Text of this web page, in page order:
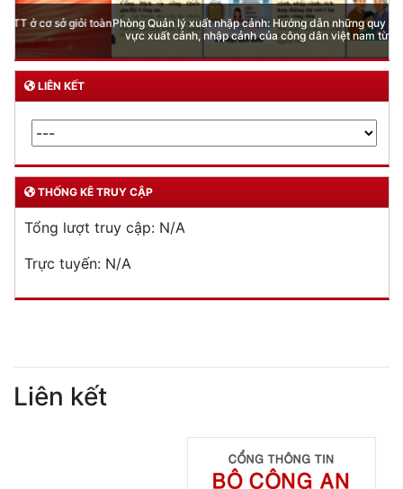
DỊCH VỤ CÔNG
Lĩnh vực quản lý vũ khí, vật liệu nổ, công cụ hỗ trợ
Đăng ký, quản lý cư trú
Đăng ký, quản lý phương tiện giao thông cơ giới
đường bộ
Quản lý xuất nhập cảnh
Phòng cháy chữa cháy